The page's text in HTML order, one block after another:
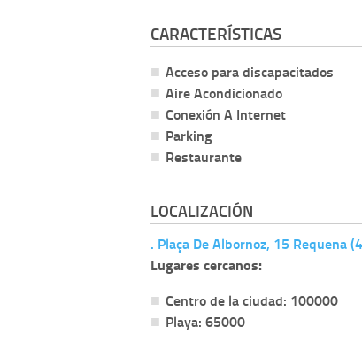
CARACTERÍSTICAS
Acceso para discapacitados
Aire Acondicionado
Conexión A Internet
Parking
Restaurante
LOCALIZACIÓN
. Plaça De Albornoz, 15 Requena
Lugares cercanos:
Centro de la ciudad: 100000
Playa: 65000